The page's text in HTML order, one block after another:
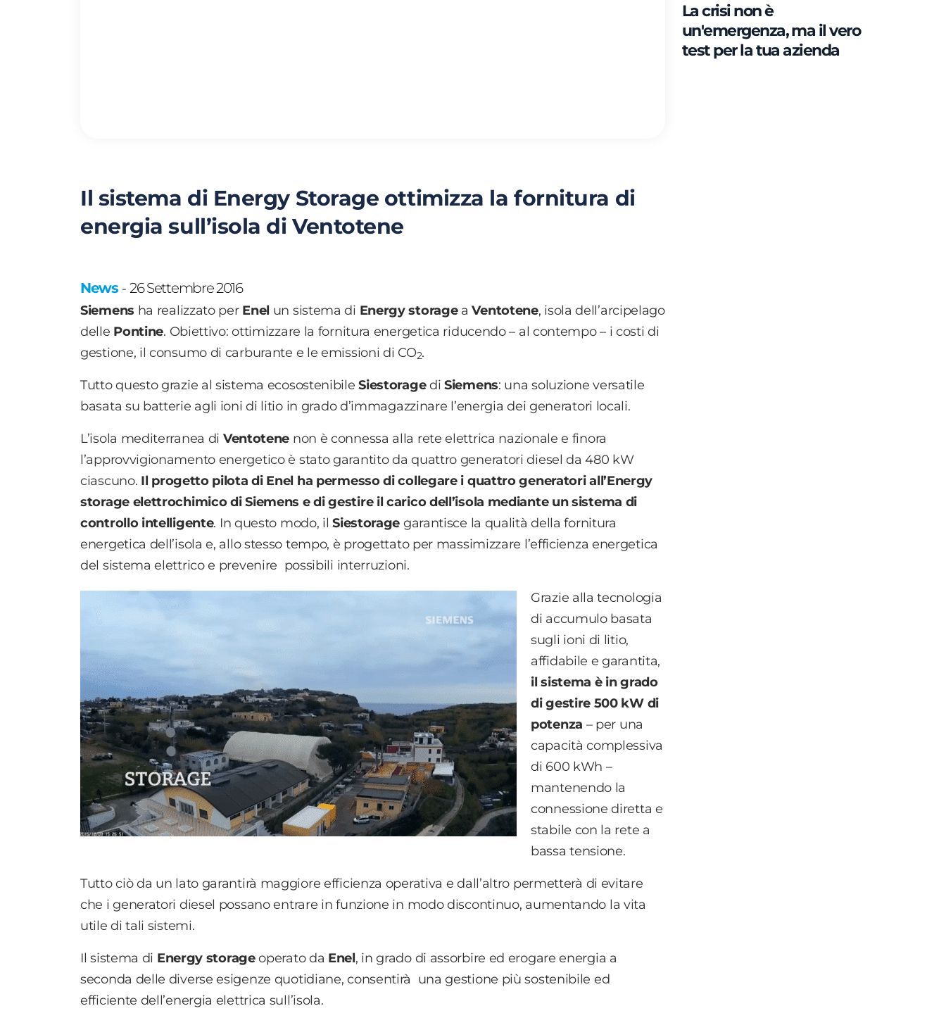
Il sistema di Energy Storage ottimizza la fornitura di
energia sull’isola di Ventotene
News - 26 Settembre 2016
Siemens ha realizzato per Enel un sistema di Energy storageaVentotene, isola dell’arcipelago
delle Pontine. Obiettivo: ottimizzare la fornitura energetica riducendo – al contempo – i costi di
gestione, il consumo di carburante e le emissioni di CO2.
Tutto questo grazie al sistema ecosostenibileSiestoragediSiemens: una soluzione versatile
basata su batterie agli ioni di litio in grado d’immagazzinare l’energia dei generatori locali.
L’isola mediterranea di Ventotene non è connessa alla rete elettrica nazionale e finora
l’approvvigionamento energetico è stato garantito da quattro generatori diesel da 480 kW
ciascuno. Il progetto pilota di Enel ha permesso di collegare i quattro generatori all’Energy
storage elettrochimico di Siemens e di gestire il carico dell’isola mediante un sistema di
controllo intelligente. In questo modo, ilSiestorage garantisce la qualità della fornitura
energetica dell’isola e, allo stesso tempo, è progettato per massimizzare l’efficienza energetica
del sistema elettrico e prevenire possibili interruzioni.
Grazie alla tecnologia
di accumulo basata
sugli ioni di litio,
affidabile e garantita,
il sistema è in grado
di gestire 500 kW di
potenza – per una
capacità complessiva
di 600 kWh –
mantenendo la
connessione diretta e
stabile con la rete a
bassa tensione.
Tutto ciò da un lato garantirà maggiore efficienza operativa e dall’altro permetterà di evitare
che i generatori diesel possano entrare in funzione in modo discontinuo, aumentando la vita
utile di tali sistemi.
Il sistema di Energy storageoperato da Enel, in grado di assorbire ed erogare energia a
seconda delle diverse esigenze quotidiane, consentirà una gestione più sostenibile ed
efficiente dell’energia elettrica sull’isola.
La crisi non è
un'emergenza, ma il vero
test per la tua azienda